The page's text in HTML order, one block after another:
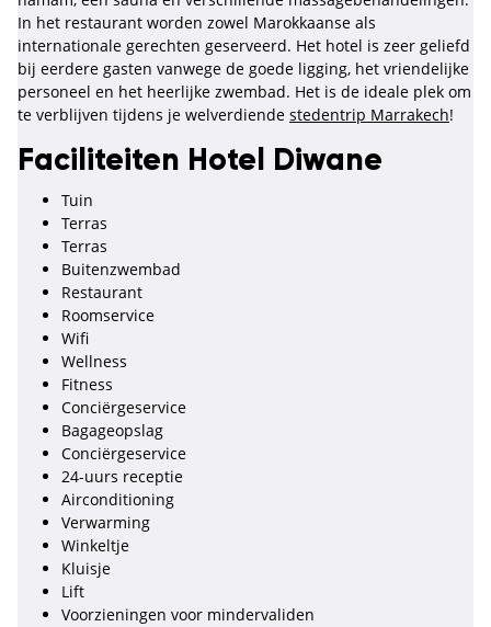
In het restaurant worden zowel Marokkaanse als
internationale gerechten geserveerd. Het hotel is zeer geliefd
bij eerdere gasten vanwege de goede ligging, het vriendelijke
personeel en het heerlijke zwembad. Het is de ideale plek om
te verblijven tijdens je welverdiende stedentrip Marrakech!
Faciliteiten Hotel Diwane
Tuin
Terras
Terras
Buitenzwembad
Restaurant
Roomservice
Wifi
Wellness
Fitness
Conciërgeservice
Bagageopslag
Conciërgeservice
24-uurs receptie
Airconditioning
Verwarming
Winkeltje
Kluisje
Lift
Voorzieningen voor mindervaliden